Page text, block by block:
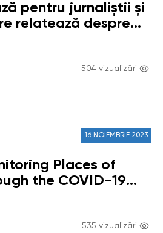
pentru jurnaliștii și
relatează despre
504 vizualizări
16 NOIEMBRIE 2023
Places of
the COVID-19
535 vizualizări